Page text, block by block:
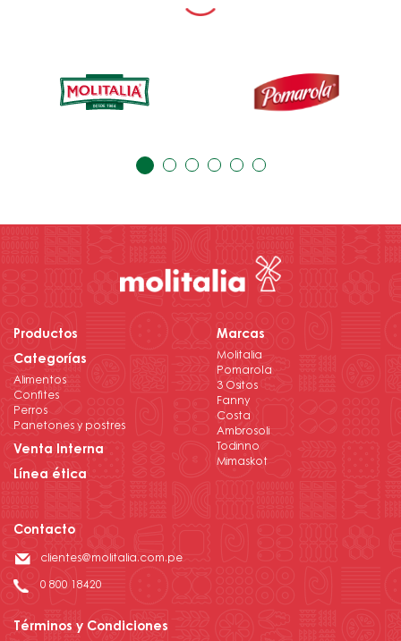
Productos
Categorías
Alimentos
Confites
Perros
Panetones y postres
Venta Interna
Línea ética
Marcas
Molitalia
Pomarola
3 Ositos
Fanny
Costa
Ambrosoli
Todinno
Mimaskot
Contacto
clientes@molitalia.com.pe
0 800 18420
Términos y Condiciones